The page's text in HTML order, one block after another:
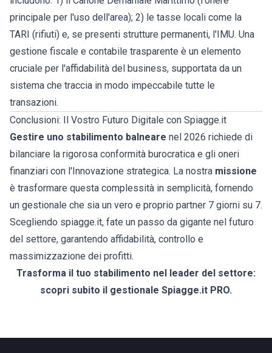
principale per l'uso dell'area); 2) le tasse locali come la
TARI (rifiuti) e, se presenti strutture permanenti, l'IMU. Una
gestione fiscale e contabile trasparente è un elemento
cruciale per l'affidabilità del business, supportata da un
sistema che traccia in modo impeccabile tutte le
transazioni.
Conclusioni: Il Vostro Futuro Digitale con Spiagge.it
Gestire uno stabilimento balneare nel 2026 richiede di
bilanciare la rigorosa conformità burocratica e gli oneri
finanziari con l'Innovazione strategica. La nostra missione
è trasformare questa complessità in semplicità, fornendo
un gestionale che sia un vero e proprio partner 7 giorni su 7.
Scegliendo spiagge.it, fate un passo da gigante nel futuro
del settore, garantendo affidabilità, controllo e
massimizzazione dei profitti.
Trasforma il tuo stabilimento nel leader del settore:
scopri subito il gestionale Spiagge.it PRO.